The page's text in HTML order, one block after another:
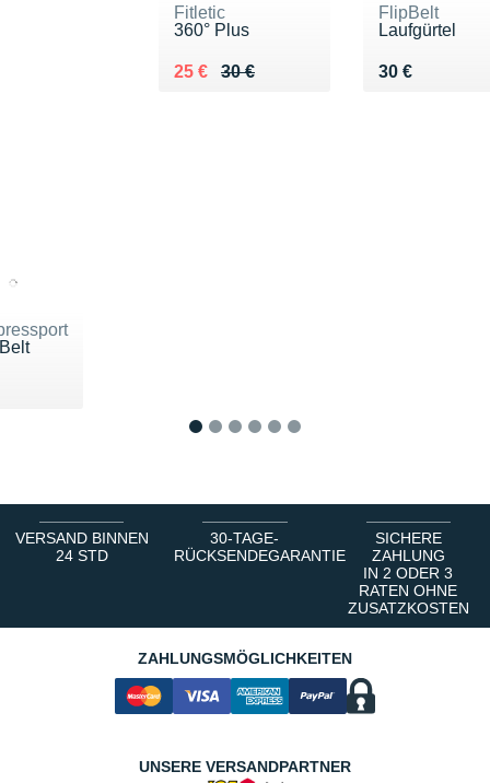
Fitletic
360° Plus
30 €
Au lieu de 30 €
25 €
Vendu 25 €
FlipBelt
Laufgürtel
30 €
Vendu 30 €
VERSAND BINNEN
24 STD
30-TAGE-
RÜCKSENDEGARANTIE
SICHERE
ZAHLUNG
IN 2 ODER 3
RATEN OHNE
ZUSATZKOSTEN
ZAHLUNGSMÖGLICHKEITEN
UNSERE VERSANDPARTNER